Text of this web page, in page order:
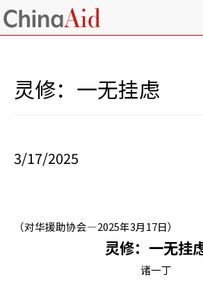
灵修：一无挂虑
3/17/2025
（对华援助协会—2025年3月17日）
灵修：一无挂
诸一丁